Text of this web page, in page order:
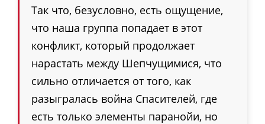
Так что, безусловно, есть ощущение,
что наша группа попадает в этот
конфликт, который продолжает
нарастать между Шепчущимися, что
сильно отличается от того, как
разыгралась война Спасителей, где
есть только элементы паранойи, но